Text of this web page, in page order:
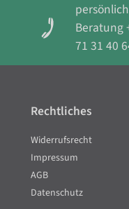
Beratung
71 31 40
Rechtliches
Widerrufsrecht
Impressum
AGB
Datenschutz